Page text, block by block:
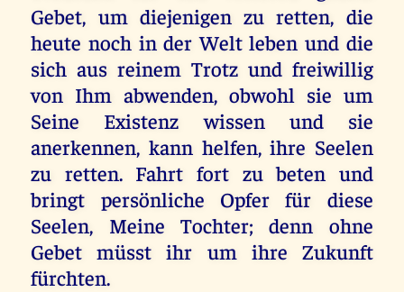
Gebet, um diejenigen zu retten, die
heute noch in der Welt leben und die
sich aus reinem Trotz und freiwillig
von Ihm abwenden, obwohl sie um
Seine Existenz wissen und sie
anerkennen, kann helfen, ihre Seelen
zu retten. Fahrt fort zu beten und
bringt persönliche Opfer für diese
Seelen, Meine Tochter; denn ohne
Gebet müsst ihr um ihre Zukunft
fürchten.